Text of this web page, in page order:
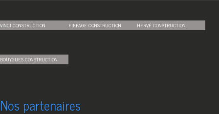
VINCI CONSTRUCTION EIFFAGE CONSTRUCTION HERVÉ CONSTRUCTION
BOUYGUES CONSTRUCTION
Nos partenaires